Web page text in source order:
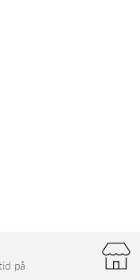
på